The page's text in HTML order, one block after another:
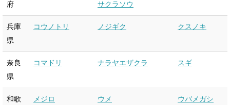
府 サクラソウ
兵庫
県
コウノトリ ノジギク クスノキ
奈良
県
コマドリ ナラヤエザクラ スギ
和歌
メジロ ウメ ウバメガシ